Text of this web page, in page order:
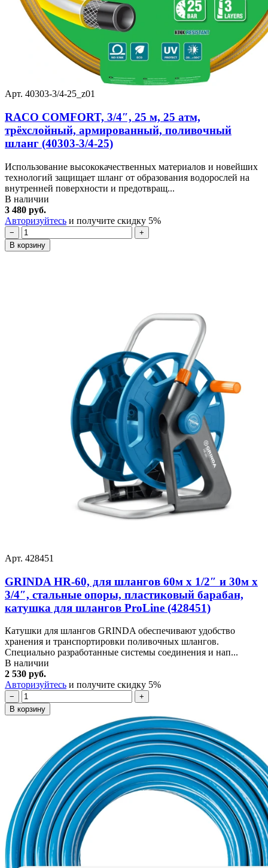
Арт. 40303-3/4-25_z01
RACO COMFORT, 3/4″, 25 м, 25 атм,
трёхслойный, армированный, поливочный
шланг (40303-3/4-25)
Использование высококачественных материалов и новейших
технологий защищает шланг от образования водорослей на
внутренней поверхности и предотвращ...
В наличии
3 480 руб.
Авторизуйтесь и получите скидку 5%
−
+
В корзину
Арт. 428451
GRINDA HR-60, для шлангов 60м x 1/2″ и 30м х
3/4″, стальные опоры, пластиковый барабан,
катушка для шлангов ProLine (428451)
Катушки для шлангов GRINDA обеспечивают удобство
хранения и транспортировки поливочных шлангов.
Специально разработанные системы соединения и нап...
В наличии
2 530 руб.
Авторизуйтесь и получите скидку 5%
−
+
В корзину